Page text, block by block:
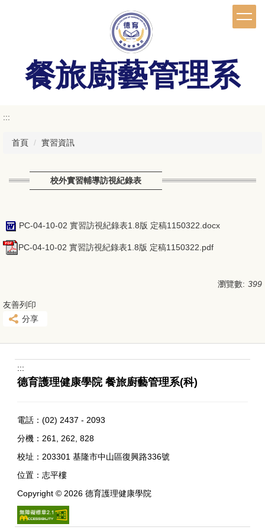
餐旅廚藝管理系
:::
首頁 實習資訊
校外實習輔導訪視紀錄表
PC-04-10-02 實習訪視紀錄表1.8版 定稿1150322.docx
PC-04-10-02 實習訪視紀錄表1.8版 定稿1150322.pdf
瀏覽數: 399
友善列印
分享
:::
德育護理健康學院 餐旅廚藝管理系(科)
電話：(02) 2437 - 2093
分機：261, 262, 828
校址： 203301 基隆市中山區復興路336號
位置：志平樓
Copyright © 2026 德育護理健康學院